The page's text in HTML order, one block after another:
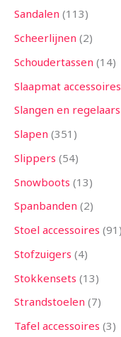
Sandalen 113
Scheerlijnen 2
Schoudertassen 14
Slaapmat accessoires
Slangen en regelaars
Slapen 351
Slippers 54
Snowboots 13
Spanbanden 2
Stoel accessoires 91
Stofzuigers 4
Stokkensets 13
Strandstoelen 7
Tafel accessoires 3